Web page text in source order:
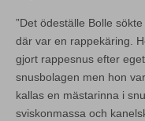
”Det ödeställe Bolle
där var en rappekäring.
gjort rappesnus efter
snusbolagen men hon
kallas en mästarinna i
sviskonmassa och